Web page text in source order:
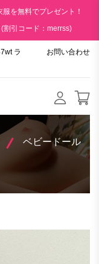
を無料でプレゼント！
割引コード：merrss)
ラ
お問い合わせ
ベビードール